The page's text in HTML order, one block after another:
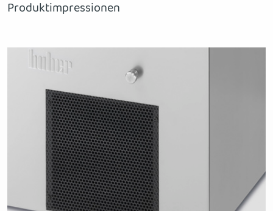
Produktimpressionen